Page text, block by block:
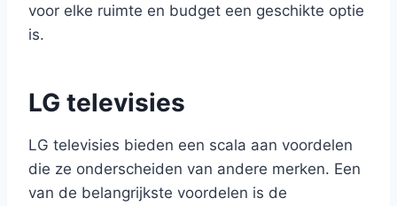
voor elke ruimte en budget een geschikte optie
is.
LG televisies
LG televisies bieden een scala aan voordelen
die ze onderscheiden van andere merken. Een
van de belangrijkste voordelen is de